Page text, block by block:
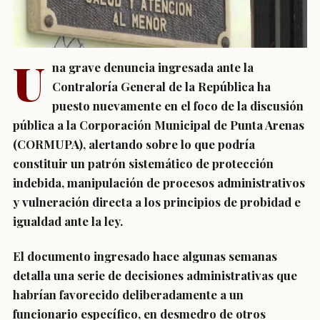
U na grave denuncia ingresada ante la
Contraloría General de la República ha
puesto nuevamente en el foco de la discusión
pública a la Corporación Municipal de Punta Arenas
(CORMUPA), alertando sobre lo que podría
constituir un patrón sistemático de protección
indebida, manipulación de procesos administrativos
y vulneración directa a los principios de probidad e
igualdad ante la ley.
El documento ingresado hace algunas semanas
detalla una serie de decisiones administrativas que
habrían favorecido deliberadamente a un
funcionario específico, en desmedro de otros